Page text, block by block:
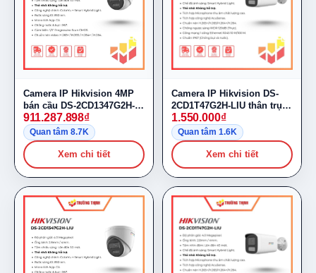
Camera IP Hikvision 4MP
bán cầu DS-2CD1347G2H-
LIU
911.287.898₫
Quan tâm 8.7K
Xem chi tiết
Camera IP Hikvision DS-
2CD1T47G2H-LIU thân trụ
4MP
1.550.000₫
Quan tâm 1.6K
Xem chi tiết